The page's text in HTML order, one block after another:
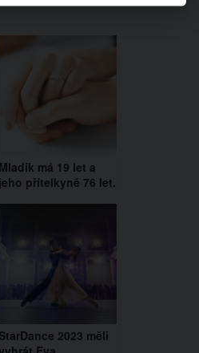
Mladík má 19 let a
jeho přítelkyně 76 let.
StarDance 2023 měli